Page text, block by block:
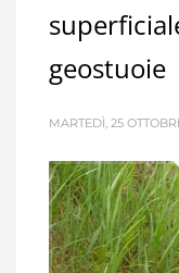
geostuoie
MARTEDÌ, 25